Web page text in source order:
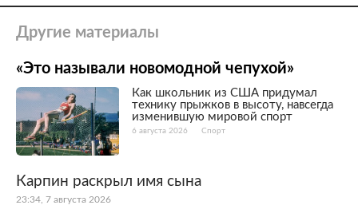
Другие материалы
«Это называли новомодной чепухой»
Как школьник из США придумал
технику прыжков в высоту, навсегда
изменившую мировой спорт
6 августа 2026 Спорт
Карпин раскрыл имя сына
23:34, 7 августа 2026